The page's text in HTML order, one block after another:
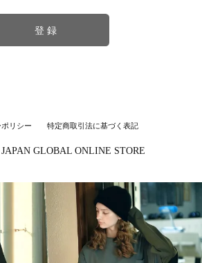
登録
リシー 特定商取引法に基づく表記
GLOBAL ONLINE STORE